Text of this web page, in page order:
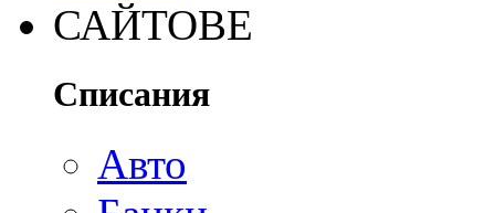
САЙТОВЕ
Списания
Авто